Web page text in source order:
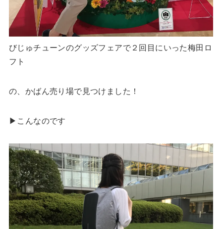
びじゅチューンのグッズフェアで２回目にいった梅田ロ
フト
の、かばん売り場で見つけました！
▶︎こんなのです